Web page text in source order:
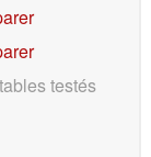
testés